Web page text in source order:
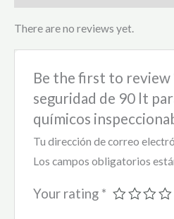
There are no reviews yet.
Be the first to review
seguridad de 90 lt
químicos
Tu dirección de correo
Los campos obligatorios
Your rating *